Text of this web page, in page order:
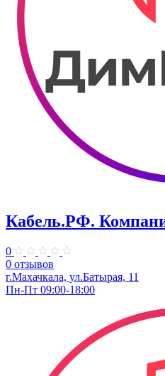
Кабель.РФ.
0
0 отзывов
г.Махачкала, ул.Батырая, 11
Пн-Пт 09:00-18:00